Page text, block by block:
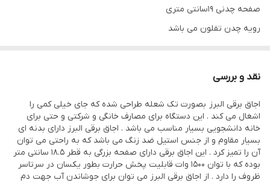
صفحه چدنی 19سانتی متری
رویه چدن تفلون می باشد
فاصله دو دسته 30 سانتی متر
مناسب پخت وپز در منازل دفاتر ادارات کارگاه ها پمپ بنزین هاو خوابگاه
های دانشجویی و …
نقد و بررسی
اجاق برقی البرز بصورت تک شعله طراحی شده که جای خیلی کمی را
اشغال می کند . این دستگاه برای مصارف خانگی و شرکتی و حتی برای
خانه دانشجویی بسیار مناسب می باشد . اجاق برقی البرز دارای بدنه ای
بسیار مقاوم و از جنس استیل ضد زنگ می باشد که به راحتی می توان
آن را تمیز کرد . این اجاق برقی دارای صفحه بزرگی به قطر 18.5 سانتی متر
بوده که با توان 1500 وات قابلیت پخش حرارت بطور یکسان در سرتاسر
ظروف را دارد . از اجاق برقی البرز می توان برای جوشاندن آب جهت دم